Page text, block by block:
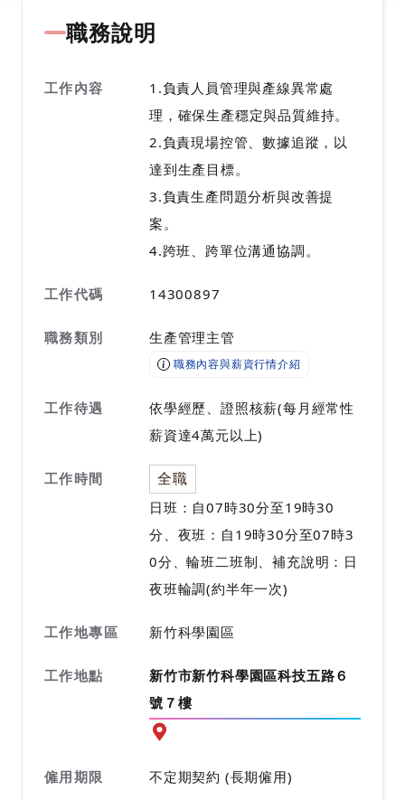
職務說明
工作內容
1.負責人員管理與產線異常處
理，確保生產穩定與品質維持。
2.負責現場控管、數據追蹤，以
達到生產目標。
3.負責生產問題分析與改善提
案。
4.跨班、跨單位溝通協調。
工作代碼 14300897
職務類別 生產管理主管
職務內容與薪資行情介紹
工作待遇
依學經歷、證照核薪(每月經常性
薪資達4萬元以上)
工作時間 全職
日班：自07時30分至19時30
分、夜班：自19時30分至07時3
0分、輪班二班制、補充說明：日
夜班輪調(約半年一次)
工作地專區 新竹科學園區
工作地點
新竹市新竹科學園區科技五路６
號７樓
前往查看地圖
僱用期限 不定期契約 (長期僱用)